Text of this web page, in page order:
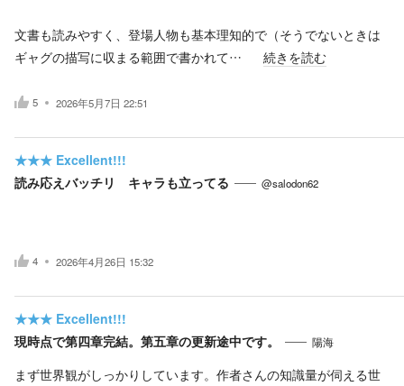
文書も読みやすく、登場人物も基本理知的で（そうでないときは
ギャグの描写に収まる範囲で書かれて…
続きを読む
5 2026年5月7日 22:51
★★★ Excellent!!!
読み応えバッチリ キャラも立ってる
@salodon62
4 2026年4月26日 15:32
★★★ Excellent!!!
現時点で第四章完結。第五章の更新途中です。
陽海
まず世界観がしっかりしています。作者さんの知識量が伺える世